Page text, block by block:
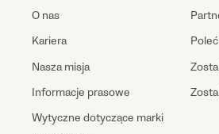
O nas
Kariera
Nasza misja
Informacje prasowe
Wytyczne dotyczące marki